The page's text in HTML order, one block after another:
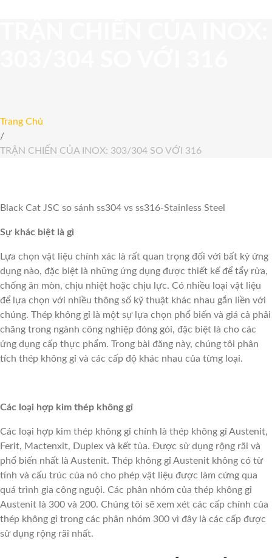
Trang Chủ
/
TRẬN CHIẾN CỦA INOX: 303/304 SO VỚI 316
CHIẾN
CỦA
INOX:
303/304
SO
VỚI
316
Black Cat JSC so sánh ss304 vs ss316-Stainless Steel
Sự khác biệt là gì
Lựa chọn vật liệu chính xác là rất quan trọng đối với bất kỳ ứng
dụng nào, đặc biệt là những ứng dụng được thiết kế để tẩy rửa,
chống ăn mòn, chịu nhiệt hoặc chịu lực. Có nhiều loại vật liệu
để lựa chọn với nhiều thông số kỹ thuật khác nhau gắn liền với
chúng. Thép không gỉ là một sự lựa chọn phổ biến và giá cả phải
chăng trong ngành công nghiệp đóng gói, đặc biệt là cho các
ứng dụng cấp thực phẩm. Trong bài đăng này, chúng tôi phân
tích thép không gỉ và các cấp độ khác nhau của từng loại.
Các loại hợp kim thép không gỉ
Các loại hợp kim thép không gỉ chính là thép không gỉ Austenit,
Ferit, Mactenxit, Duplex và kết tủa. Được sử dụng rộng rãi và
phổ biến nhất là Austenit. Thép không gỉ Austenit không có từ
tính và cấu trúc của nó cho phép vật liệu được làm cứng qua
quá trình gia công nguội. Các phân nhóm của thép không gỉ
Austenit là 300 và 200. Chúng tôi sẽ xem xét các cấp chính của
thép không gỉ trong các phân nhóm 300 vì đây là các cấp được
sử dụng rộng rãi nhất.